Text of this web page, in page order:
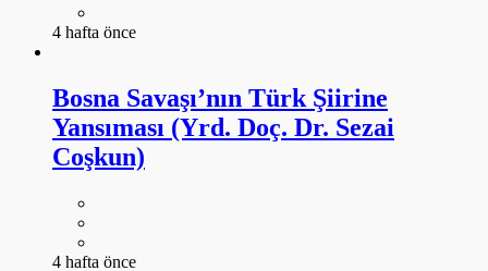
4 hafta önce
Bosna Savaşı’nın Türk Şiirine
Yansıması (Yrd. Doç. Dr. Sezai
Coşkun)
4 hafta önce